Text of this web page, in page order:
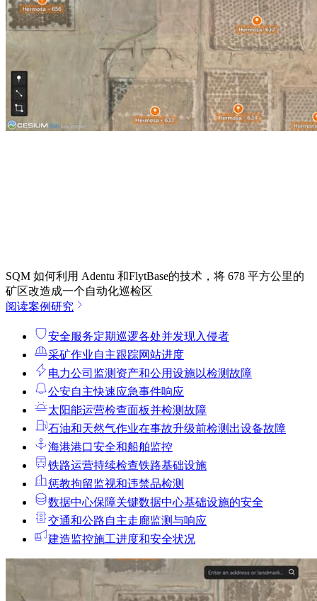
SQM 如何利用 Adentu 和FlytBase的技术，将 678 平方公里的
矿区改造成一个自动化巡检区
阅读案例研究
安全服务定期巡逻各处并发现入侵者
采矿作业自主跟踪网站进度
电力公司 监测资产和公用设施以检测故障
公安自主快速应急事件响应
太阳能运营检查面板并检测故障
石油和天然气作业在事故升级前检测出设备故障
海港港口安全和船舶监控
铁路运营持续检查铁路基础设施
惩教拘留监视和违禁品检测
数据中心保障关键数据中心基础设施的安全
交通和公路自主走廊监测与响应
建造监控施工进度和安全状况